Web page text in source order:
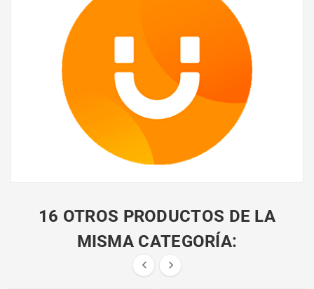
16 OTROS PRODUCTOS DE LA
MISMA CATEGORÍA:
 